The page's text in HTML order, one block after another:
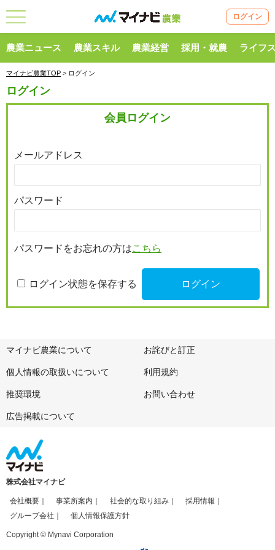
ログイン
農業ニュース 農業スキル 農業経営 採用・就農 ライフ
マイナビ農業TOP > ログイン
ログイン
会員ログイン
メールアドレス
パスワード
パスワードをお忘れの方はこちら
ログイン状態を保存する
マイナビ農業について お詫びと訂正
個人情報の取扱いについて 利用規約
推奨環境 お問い合わせ
広告掲載について
株式会社マイナビ
会社概要 事業所案内 社会的な取り組み
採用情報
グループ会社
個人情報保護方針
Copyright © Mynavi Corporation